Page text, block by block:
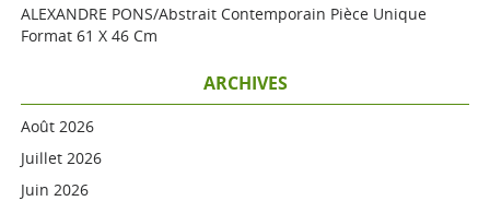
ALEXANDRE PONS/Abstrait Contemporain Pièce Unique
Format 61 X 46 Cm
ARCHIVES
Août 2026
Juillet 2026
Juin 2026